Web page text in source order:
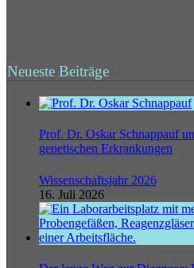
Neueste Beiträge
Prof. Dr. Oskar Schnappauf
genetischen Erkrankungen
Wissenschaftsjahr 2026
16. Juli 2026